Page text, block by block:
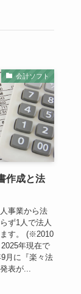
会計ソフト
作成と法
事業から法
ず1人で法人
す。 (※2010
年現在で
月に『楽々法
表が...